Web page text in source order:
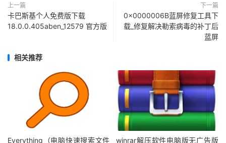
上一篇
卡巴斯基个人免费版下载
18.0.0.405aben_12579 官方版
下一篇
0x0000006B蓝屏修复工具下
载_修复解决勒索病毒的补丁后
蓝屏
相关推荐
Everything（电脑快速搜索文件
winrar解压软件电脑版无广告版